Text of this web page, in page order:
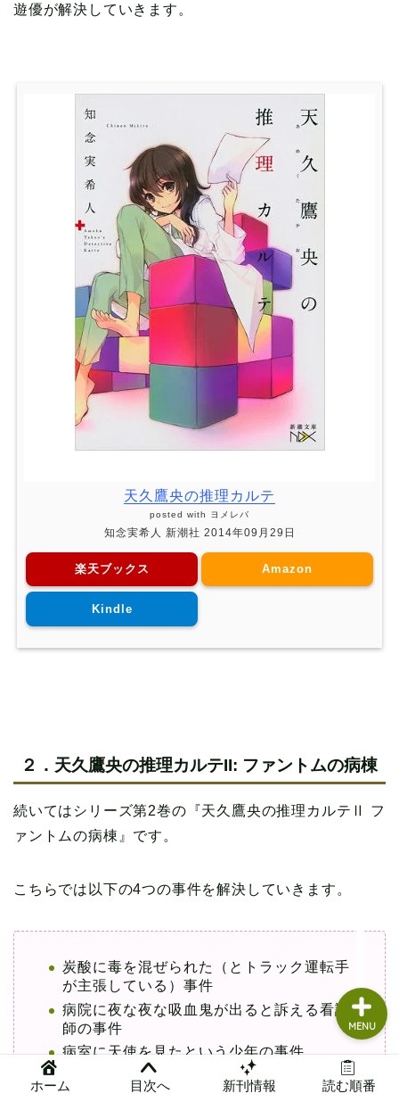
遊優が解決していきます。
天久鷹央の推理カルテ
posted with ヨメレバ
知念実希人 新潮社 2014年09月29日
楽天ブックス Amazon
Kindle
２．天久鷹央の推理カルテII: ファントムの病棟
続いてはシリーズ第2巻の『天久鷹央の推理カルテⅡ フ
ァントムの病棟』です。
こちらでは以下の4つの事件を解決していきます。
炭酸に毒を混ぜられた（とトラック運転手
が主張している）事件
病院に夜な夜な吸血鬼が出ると訴える看護
師の事件
病室に天使を見たという少年の事件
ホーム 目次へ 新刊情報 読む順番
MENU
本まとめ